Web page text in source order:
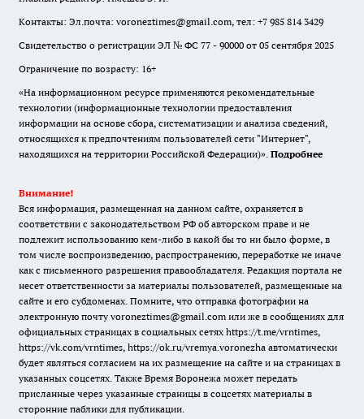
Контакты: Эл.почта: voroneztimes@gmail.com, тел: +7 985 814 3429
Свидетельство о регистрации ЭЛ № ФС 77 - 90000 от 05 сентября 2025
Ограничение по возрасту: 16+
«На информационном ресурсе применяются рекомендательные
технологии (информационные технологии предоставления
информации на основе сбора, систематизации и анализа сведений,
относящихся к предпочтениям пользователей сети "Интернет",
находящихся на территории Российской Федерации)». Подробнее
Внимание!
Вся информация, размещенная на данном сайте, охраняется в
соответствии с законодательством РФ об авторском праве и не
подлежит использованию кем-либо в какой бы то ни было форме, в
том числе воспроизведению, распространению, переработке не иначе
как с письменного разрешения правообладателя. Редакция портала не
несет ответственности за материалы пользователей, размещенные на
сайте и его субдоменах. Помните, что отправка фотографии на
электронную почту voroneztimes@gmail.com или же в сообщениях для
официальных страницах в социальных сетях https://t.me/vrntimes,
https://vk.com/vrntimes, https://ok.ru/vremya.voronezha автоматически
будет являться согласием на их размещение на сайте и на страницах в
указанных соцсетях. Также Время Воронежа может передать
присланные через указанные страницы в соцсетях материалы в
сторонние паблики для публикации.